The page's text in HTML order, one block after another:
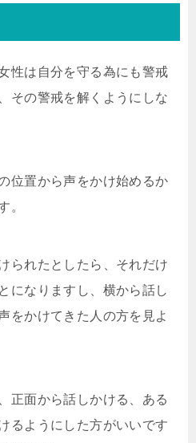
性は自分を守る為にも警戒
その警戒を解くようにしな
位置から声をかけ始めるか
。
られたとしたら、それだけ
になりますし、横から話し
をかけてきた人の方を見よ
正面から話しかける、ある
るようにした方がいいです